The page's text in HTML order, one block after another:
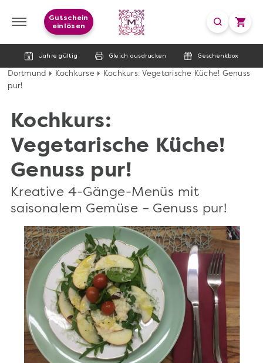
Jahre gültig Gleich ausdrucken Geschenkbox
Gutschein
einlösen
Dortmund Kochkurse
Kochkurs: Vegetarische Küche! Genuss
pur!
Kochkurs:
Vegetarische Küche!
Genuss pur!
Kreative 4-Gänge-Menüs mit
saisonalem Gemüse – Genuss pur!